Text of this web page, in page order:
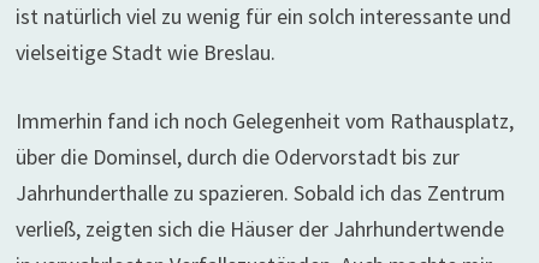
ist natürlich viel zu wenig für ein solch interessante und
vielseitige Stadt wie Breslau.
Immerhin fand ich noch Gelegenheit vom Rathausplatz,
über die Dominsel, durch die Odervorstadt bis zur
Jahrhunderthalle zu spazieren. Sobald ich das Zentrum
verließ, zeigten sich die Häuser der Jahrhundertwende